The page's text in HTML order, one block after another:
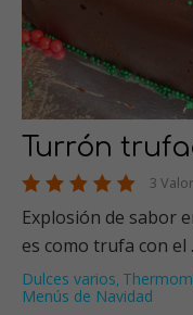
Turrón
3
Explosión de sabor
es como trufa con el
Dulces varios,
Menús de Navidad